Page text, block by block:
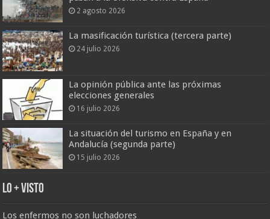
2 agosto 2026
La masificación turística (tercera parte)
24 julio 2026
La opinión pública ante las próximas
elecciones generales
16 julio 2026
La situación del turismo en España y en
Andalucía (segunda parte)
15 julio 2026
Lo + Visto
Los enfermos no son luchadores